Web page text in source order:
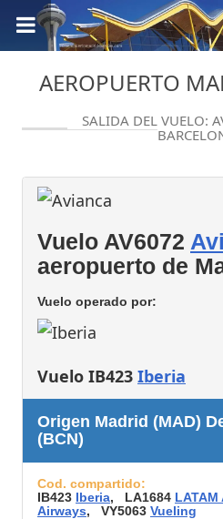
AEROPUERTO
SALIDA DEL VUELO:
Vuelo AV6072
aeropuerto de
Vuelo operado por:
Vuelo IB423 Iberia
Origen Madrid (MAD)
(BCN)
Cod. compartido:
IB423 Iberia, LA1684
Airways, VY5063 Vueling